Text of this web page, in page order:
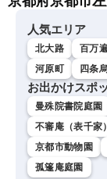
人気エリア
北大路 百万遍
河原町
四条
お出かけスポ
曼殊院書院庭園
不審庵（表千家
京都市動物園
孤篷庵庭園